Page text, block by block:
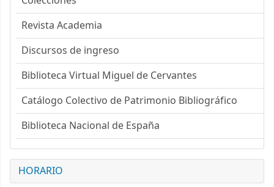
Revista Academia
Discursos de ingreso
Biblioteca Virtual Miguel de Cervantes
Catálogo Colectivo de Patrimonio Bibliográfico
Biblioteca Nacional de España
HORARIO